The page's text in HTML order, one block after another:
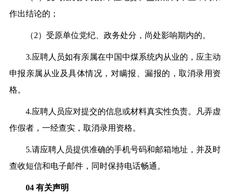
作出结论的；
（2）受原单位党纪、政务处分，尚处影响期内的。
3.应聘人员如有亲属在中国中煤系统内从业的，应主动
申报亲属从业及具体情况，对瞒报、漏报的，取消录用资
格。
4.应聘人员应对提交的信息或材料真实性负责。凡弄虚
作假者，一经查实，取消录用资格。
5.请应聘人员提供准确的手机号码和邮箱地址，并及时
查收短信和电子邮件，同时保持电话畅通。
04 有关声明